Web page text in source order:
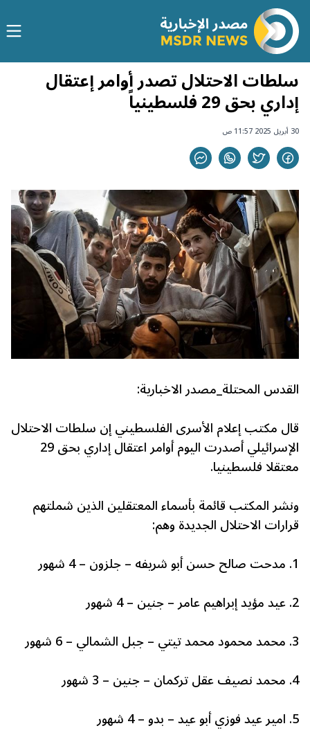
سلطات الاحتلال تصدر أوامر إعتقال
إداري بحق 29 فلسطينياً
30 أبريل 2025 11:57 ص
القدس المحتلة_مصدر الاخبارية:
قال مكتب إعلام الأسرى الفلسطيني إن سلطات الاحتلال
الإسرائيلي أصدرت اليوم أوامر اعتقال إداري بحق 29
معتقلا فلسطينيا.
ونشر المكتب قائمة بأسماء المعتقلين الذين شملتهم
قرارات الاحتلال الجديدة وهم:
1. مدحت صالح حسن أبو شريفه – جلزون – 4 شهور
2. عيد مؤيد إبراهيم عامر – جنين – 4 شهور
3. محمد محمود محمد تيتي – جبل الشمالي – 6 شهور
4. محمد نصيف عقل تركمان – جنين – 3 شهور
5. امير عيد فوزي أبو عيد – بدو – 4 شهور